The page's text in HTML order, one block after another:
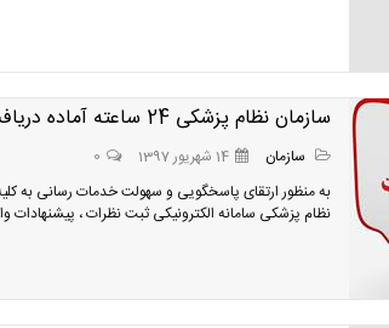
سازمان نظام پزشکی 24 ساعته آماده دریافت نظرات مراجعان است
سازمان 14 شهریور 1397
0
​به منظور ارتقای پاسخگویی و سهولت خدمات رسانی به
نظام پزشکی سامانه الکترونیکی ثبت نظرات ، پیشنهادات